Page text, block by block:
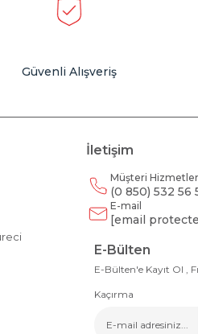
Güvenli Alışveriş
İletişim
Müşteri
(0 850) 532 56
E-mail
[email
E-Bülten
E-Bülten'e Kayıt Ol ,
Kaçırma